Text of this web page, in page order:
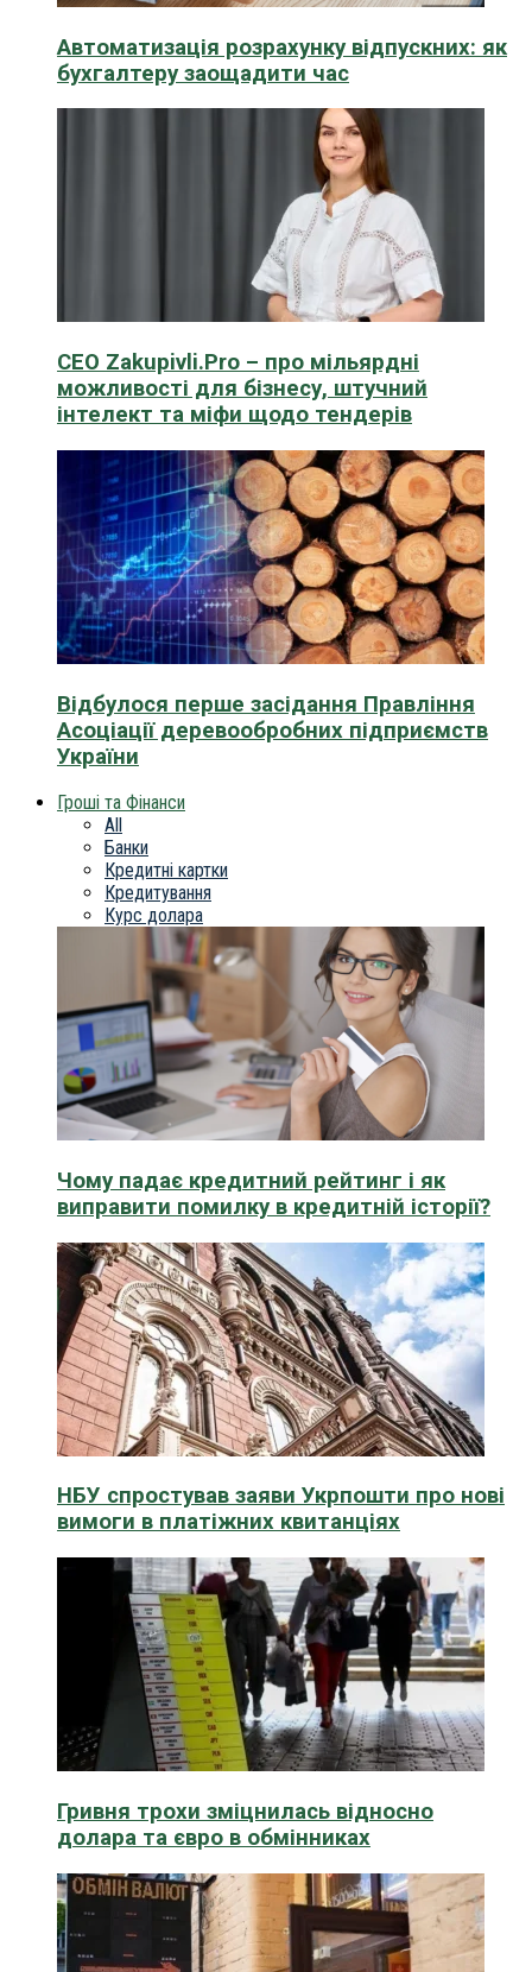
Автоматизація розрахунку відпускних: як
бухгалтеру заощадити час
CEO Zakupivli.Pro – про мільярдні
можливості для бізнесу, штучний
інтелект та міфи щодо тендерів
Відбулося перше засідання Правління
Асоціації деревообробних підприємств
України
Гроші та Фінанси
All
Банки
Кредитні картки
Кредитування
Курс долара
Чому падає кредитний рейтинг і як
виправити помилку в кредитній історії?
НБУ спростував заяви Укрпошти про нові
вимоги в платіжних квитанціях
Гривня трохи зміцнилась відносно
долара та євро в обмінниках